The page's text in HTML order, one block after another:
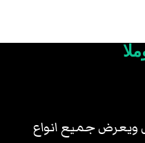
جميع انواع